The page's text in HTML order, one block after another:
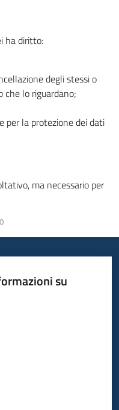
ha diritto:
degli stessi o
lo riguardano;
per la protezione dei dati
ma necessario per
su